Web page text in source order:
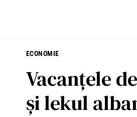
ECONOMIE
Vacanțele
și lekul